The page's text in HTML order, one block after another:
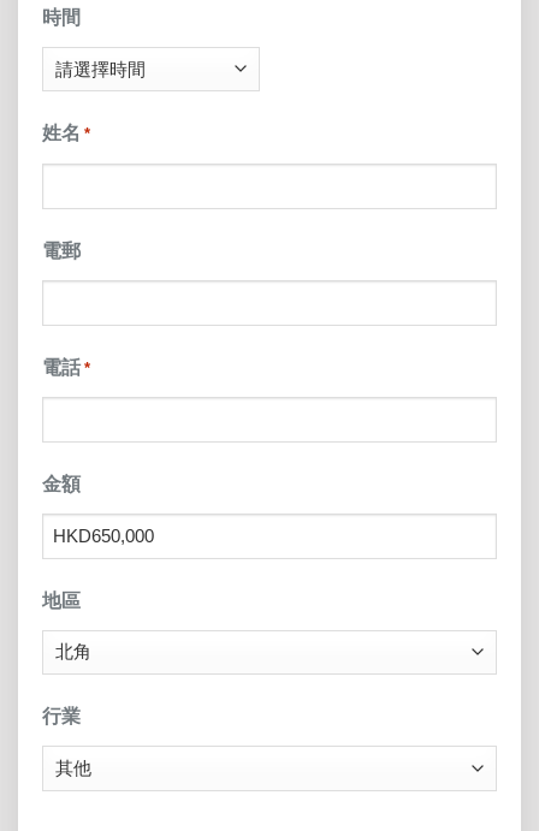
slash
DD
YYYY
時間
姓名 *
電郵
電話 *
金額
地區
行業